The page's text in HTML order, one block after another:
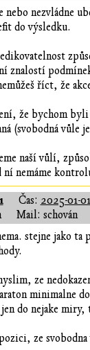
nebo nezvládne
do výsledku.
znalostí
říct, že
že bychom
(svobodná vůle
naší vůlí,
ní nemáme
Čas: 2025-01-
Mail: schován
stejne jako
ze
minimalne
do nejake miry,
ze